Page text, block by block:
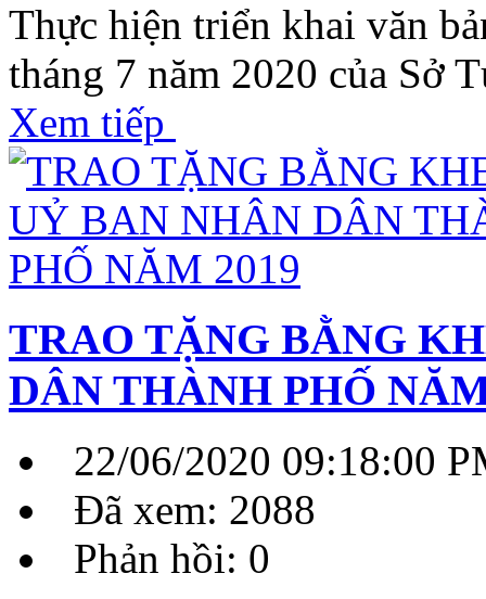
Thực hiện triển khai văn
tháng 7 năm 2020 của Sở
Xem tiếp
TRAO TẶNG BẰNG
DÂN THÀNH PHỐ
22/06/2020 09:18:00
Đã xem: 2088
Phản hồi: 0